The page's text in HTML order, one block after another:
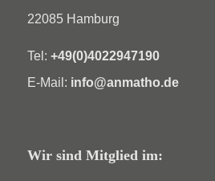
22085 Hamburg
Tel: +49(0)4022947190
E-Mail: info@anmatho.de
Wir sind Mitglied im: